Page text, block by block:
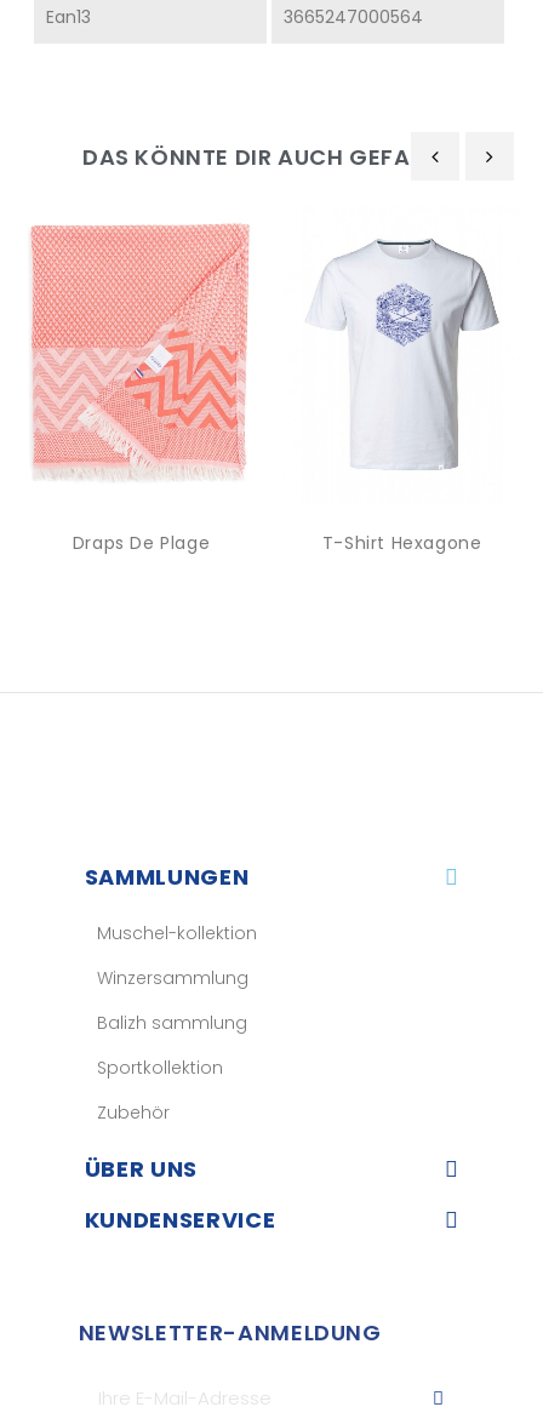
Ean13 3665247000564
DAS KÖNNTE DIR AUCH GEFALLEN
Draps De Plage T-Shirt Hexagone
SAMMLUNGEN
Muschel-kollektion
Winzersammlung
Balizh sammlung
Sportkollektion
Zubehör
ÜBER UNS​
KUNDENSERVICE​
NEWSLETTER-ANMELDUNG